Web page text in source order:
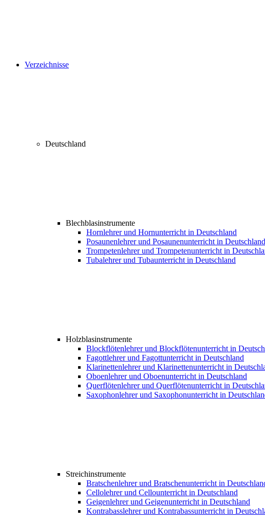
Verzeichnisse
Deutschland
Blechblasinstrumente
Hornlehrer und Hornunterricht in Deutschland
Posaunenlehrer und Posaunenunterricht in Deutschland
Trompetenlehrer und Trompetenunterricht in
Tubalehrer und Tubaunterricht in Deutschland
Holzblasinstrumente
Blockflötenlehrer und Blockflötenunterricht in
Fagottlehrer und Fagottunterricht in Deutschland
Klarinettenlehrer und Klarinettenunterricht in
Oboenlehrer und Oboenunterricht in Deutschland
Querflötenlehrer und Querflötenunterricht in
Saxophonlehrer und Saxophonunterricht in
Streichinstrumente
Bratschenlehrer und Bratschenunterricht in
Cellolehrer und Cellounterricht in Deutschland
Geigenlehrer und Geigenunterricht in Deutschland
Kontrabasslehrer und Kontrabassunterricht in